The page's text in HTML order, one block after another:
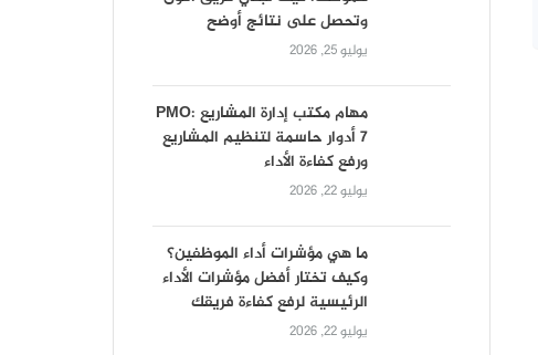
وتحصل على نتائج أوضح
يوليو 25, 2026
مهام مكتب إدارة المشاريع PMO:
7 أدوار حاسمة لتنظيم المشاريع
ورفع كفاءة الأداء
يوليو 22, 2026
ما هي مؤشرات أداء الموظفين؟
وكيف تختار أفضل مؤشرات الأداء
الرئيسية لرفع كفاءة فريقك
يوليو 22, 2026